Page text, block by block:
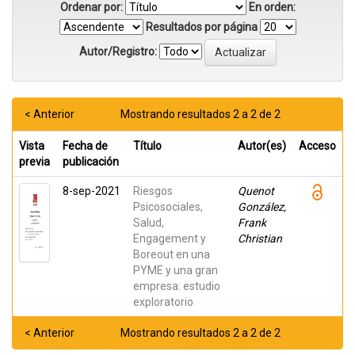
Ordenar por:
En orden:
Resultados por página
Autor/Registro:
Mostrando resultados 2 a 2 de 2
< Anterior
Vista
previa
Fecha de
publicación
Título Autor(es) Acceso
8-sep-2021
Riesgos
Psicosociales,
Salud,
Engagement y
Boreout en una
PYME y una gran
empresa: estudio
exploratorio
Quenot
González,
Frank
Christian
Mostrando resultados 2 a 2 de 2
< Anterior